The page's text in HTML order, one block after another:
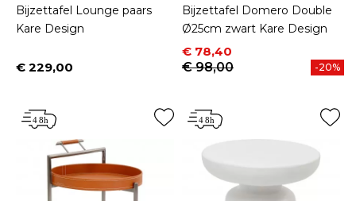
Bijzettafel Lounge paars
Kare Design
Prijs
€ 229,00
Bijzettafel Domero Double
Ø25cm zwart Kare Design
Prijs
€ 78,40
Normale prijs
€ 98,00
-20%